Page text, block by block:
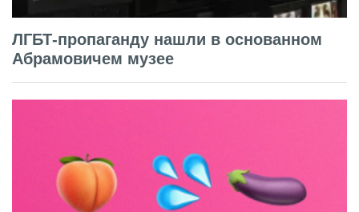
ЛГБТ-пропаганду нашли в основанном
Абрамовичем музее